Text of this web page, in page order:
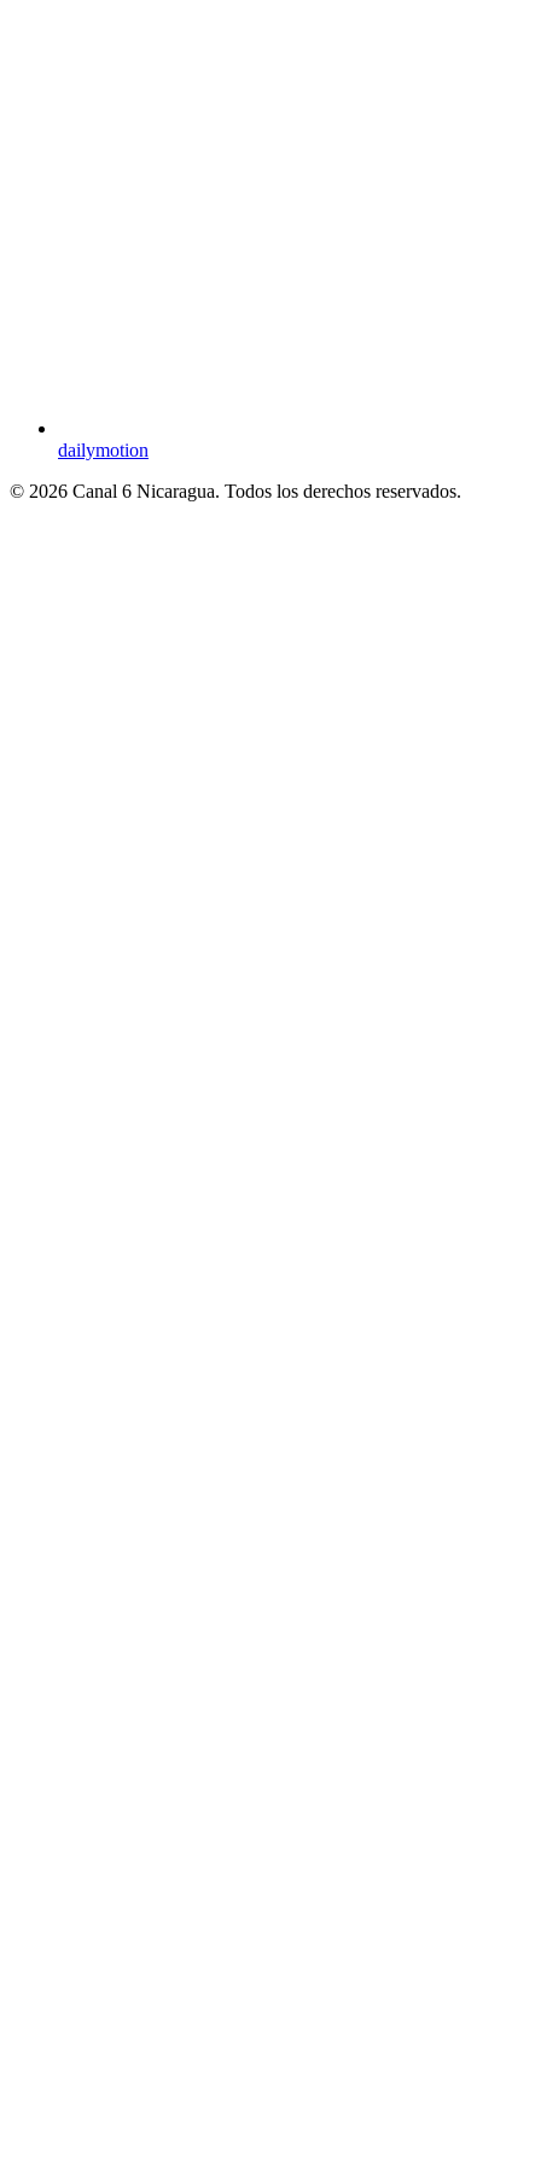
dailymotion
© 2026 Canal 6 Nicaragua. Todos los derechos reservados.